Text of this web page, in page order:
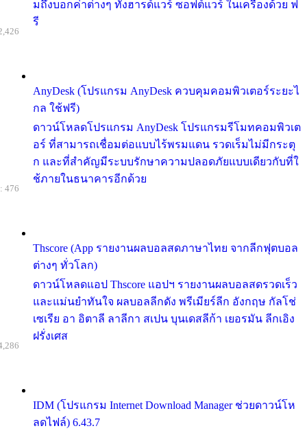
มถึงบอกค่าต่างๆ ทั้งฮารด์แวร์ ซอฟต์แวร์ ในเครื่องด้วย ฟ
รี
AnyDesk (โปรแกรม AnyDesk ควบคุมคอมพิวเตอร์ระยะไ
กล ใช้ฟรี)
ดาวน์โหลดโปรแกรม AnyDesk โปรแกรมรีโมทคอมพิวเต
อร์ ที่สามารถเชื่อมต่อแบบไร้พรมแดน รวดเร็มไม่มีกระตุ
ก และที่สำคัญมีระบบรักษาความปลอดภัยแบบเดียวกับที่ใ
ช้ภายในธนาคารอีกด้วย
Thscore (App รายงานผลบอลสดภาษาไทย จากลีกฟุตบอล
ต่างๆ ทั่วโลก)
ดาวน์โหลดแอป Thscore แอปฯ รายงานผลบอลสดรวดเร็ว
และแม่นยำทันใจ ผลบอลลีกดัง พรีเมียร์ลีก อังกฤษ กัลโช่
เซเรีย อา อิตาลี ลาลีกา สเปน บุนเดสลีก้า เยอรมัน ลีกเอิง
ฝรั่งเศส
476
IDM (โปรแกรม Internet Download Manager ช่วยดาวน์โห
ลดไฟล์) 6.43.7